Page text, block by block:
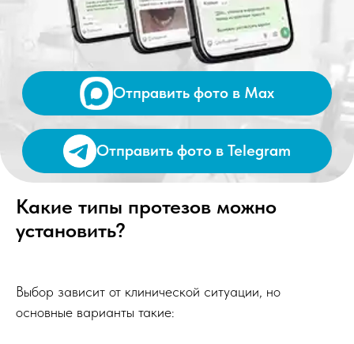
Какие типы протезов можно
установить?
Выбор зависит от клинической ситуации, но
основные варианты такие: